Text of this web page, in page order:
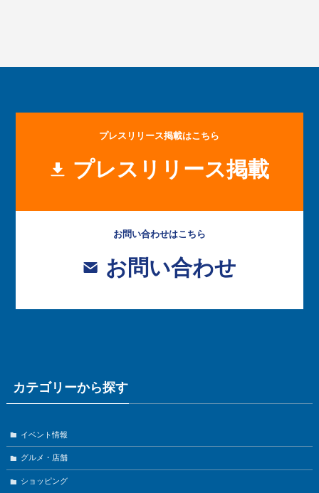
プレスリリース掲載はこちら
プレスリリース掲載
お問い合わせはこちら
お問い合わせ
カテゴリーから探す
イベント情報
グルメ・店舗
ショッピング